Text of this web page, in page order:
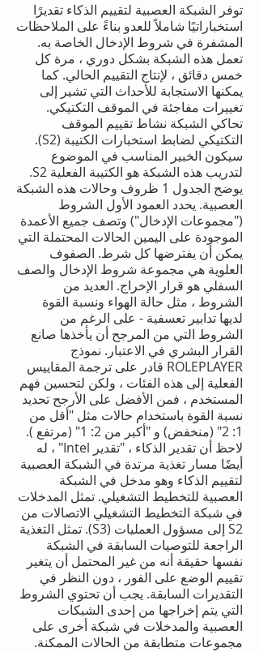
توفر الشبكة العصبية لتقييم الذكاء تقديرًا
استخباراتيًا شاملاً للعدو بناءً على الملاحظات
المشفرة في شروط الإدخال الخاصة به.
تعمل هذه الشبكة بشكل دوري ، مرة كل
خمس دقائق ، لإنتاج التقييم الحالي. كما
يمكنها الاستجابة للأحداث التي تشير إلى
تغييرات مفاجئة في الموقف التكتيكي.
تحاكي الشبكة نشاط تقييم الموقف
التكتيكي لضابط استخبارات الكتيبة (S2).
سيكون الخبير المناسب في الموضوع
لتدريب هذه الشبكة هو الكتيبة الفعلية S2.
يوضح الجدول 1 ظروف وحالات هذه الشبكة
العصبية. يحدد العمود الأول الشروط
("مجموعات الإدخال") وتصف جميع الأعمدة
الموجودة على اليمين الحالات المحتملة التي
يمكن أن يفترضها كل شرط. الصفوف
العلوية هي مجموعة شروط الإدخال والصف
السفلي هو قرار الإخراج. العديد من
الشروط ، مثل حالة الهواء ونسبة القوة
لديها تدابير تعسفية - على الرغم من
الشروط التي من المرجح أن يأخذها صانع
القرار البشري في الاعتبار. نموذج
ROLEPLAYER قادر على ترجمة المقاييس
الفعلية إلى هذه الفئات ، ولكن لتحسين فهم
المستخدم ، فمن الأفضل على الأرجح تحديد
نسبة القوة باستخدام حالات مثل "أقل من
1: 2" (منخفض) و "أكبر من 2: 1" (مرتفع ).
لاحظ أن تقدير الذكاء ، "تقدير Intel" ، له
أيضًا مسار تغذية مرتدة في الشبكة العصبية
لتقييم الذكاء وهو مدخل في الشبكة
العصبية للتخطيط التشغيلي. تمثل المدخلات
في شبكة التخطيط التشغيلي الاتصالات من
S2 إلى مسؤول العمليات (S3). تمثل التغذية
الراجعة للتوصيات السابقة في الشبكة
نفسها حقيقة أنه من غير المحتمل أن يتغير
تقييم الوضع على الفور ، دون النظر في
التقديرات السابقة. يجب أن تحتوي الشروط
التي يتم إخراجها من إحدى الشبكات
العصبية والمدخلات في شبكة أخرى على
مجموعات متطابقة من الحالات الممكنة.